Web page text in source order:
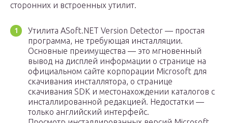
сторонних и встроенных утилит.
Утилита ASoft.NET Version Detector — простая
программа, не требующая инсталляции.
Основные преимущества — это мгновенный
вывод на дисплей информации о странице на
официальном сайте корпорации Microsoft для
скачивания инсталлятора, о странице
скачивания SDK и местонахождении каталогов с
инсталлированной редакцией. Недостатки —
только английский интерфейс.